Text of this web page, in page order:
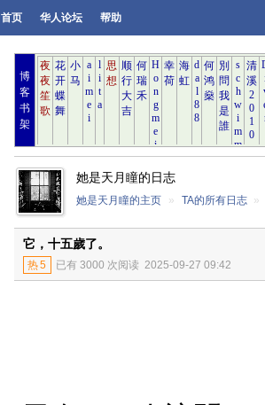
首页 华人论坛 帮助
博
客
书
架
她是天月瞳的日志
她是天月瞳的主页 » TA的所有日志 »
它，十五歲了。
热5 已有 3000 次阅读 2025-09-27 09:42